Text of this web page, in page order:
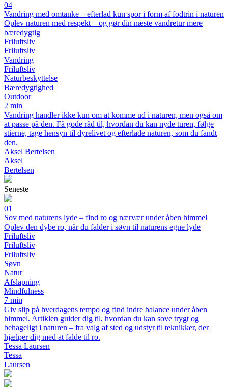
04
Vandring med omtanke – efterlad kun spor i form af fodtrin i naturen
Oplev naturen med respekt – og gør din næste vandretur mere
bæredygtig
Friluftsliv
Friluftsliv
Vandring
Friluftsliv
Naturbeskyttelse
Bæredygtighed
Outdoor
2 min
Vandring handler ikke kun om at komme ud i naturen, men også om
at passe på den. Få gode råd til, hvordan du kan nyde turen, følge
stierne, tage hensyn til dyrelivet og efterlade naturen, som du fandt
den.
Aksel Bertelsen
Aksel
Bertelsen
Seneste
01
Sov med naturens lyde – find ro og nærvær under åben himmel
Oplev den dybe ro, når du falder i søvn til naturens egne lyde
Friluftsliv
Friluftsliv
Friluftsliv
Søvn
Natur
Afslapning
Mindfulness
7 min
Giv slip på hverdagens tempo og find indre balance under åben
himmel. Artiklen guider dig til, hvordan du kan sove trygt og
behageligt i naturen – fra valg af sted og udstyr til teknikker, der
hjælper dig med at falde til ro.
Tessa Laursen
Tessa
Laursen